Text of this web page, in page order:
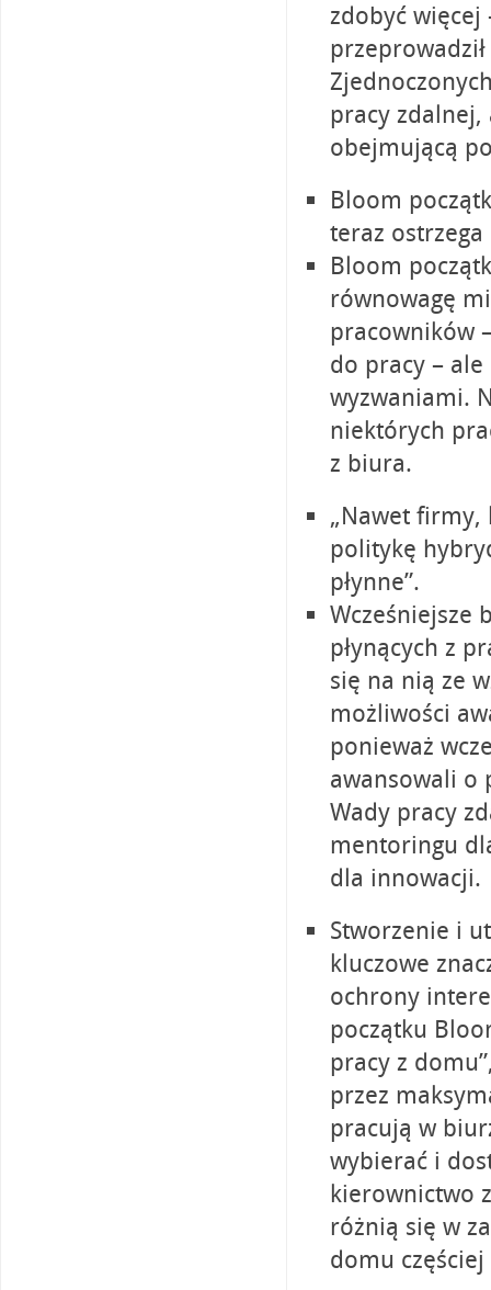
zdobyć
pracy
obejmującą
Bloom
teraz
Bloom
równowagę
pracowników
do pracy –
wyzwaniami.
niektórych
z biura.
„Nawet firmy,
politykę
płynne”.
Wcześniejsze
płynących z
się na nią ze
możliwości
ponieważ
awansowali o
Wady pracy
mentoringu
dla innowacji.
Stworzenie i
kluczowe
ochrony
początku
pracy z
przez
pracują w
wybierać i
kierownictwo
różnią się w
domu